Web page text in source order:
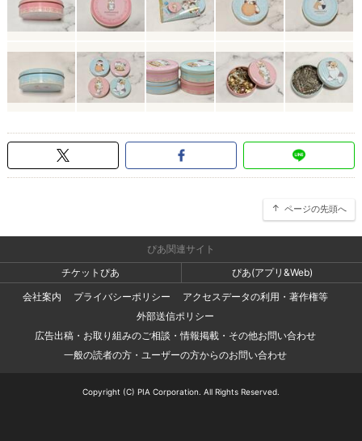
ページの先頭へ
ぴあ関連サイト
チケットぴあ
ぴあ(アプリ&Web)
会社案内
プライバシーポリシー
アクセスデータの利用・著作権等
外部送信ポリシー
広告出稿・お取り組みのご相談・情報掲載・その他お問い合わせ
一般の読者の方・ユーザーの方からのお問い合わせ
Copyright (C) PIA Corporation. All Rights Reserved.